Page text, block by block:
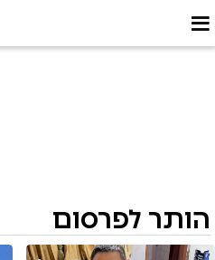
הותר לפרסום